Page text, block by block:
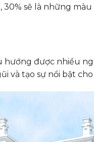
sẽ là những
hướng được nhiều
và tạo sự nổi bật